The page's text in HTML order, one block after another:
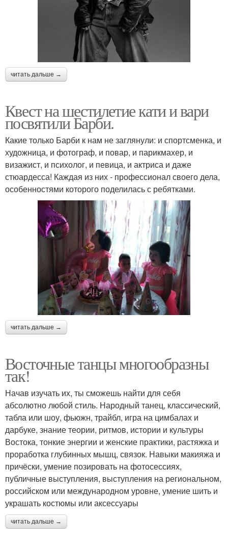
читать дальше →
Квест на шестилетие кати и вари
посвятили Барби.
Какие только Барби к нам не заглянули: и спортсменка, и
художница, и фотограф, и повар, и парикмахер, и
визажист, и психолог, и певица, и актриса и даже
стюардесса! Каждая из них - профессионал своего дела,
особенностями которого поделилась с ребятками.
читать дальше →
Восточные танцы многообразны
так!
Начав изучать их, ты сможешь найти для себя
абсолютно любой стиль. Народный танец, классический,
табла или шоу, фьюжн, трайбл, игра на цимбалах и
дарбуке, знание теории, ритмов, истории и культуры
Востока, тонкие энергии и женские практики, растяжка и
проработка глубинных мышц, связок. Навыки макияжа и
причёски, умение позировать на фотосессиях,
публичные выступления, выступления на региональном,
российском или международном уровне, умение шить и
украшать костюмы или аксессуары
читать дальше →